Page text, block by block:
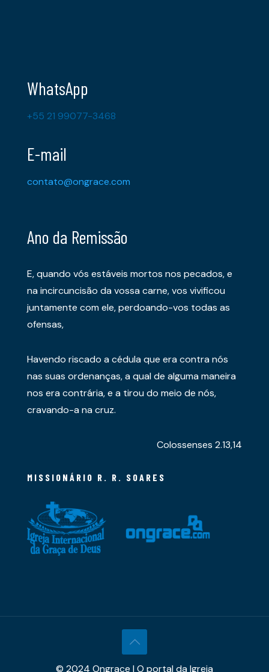
WhatsApp
+55 21 99077-3468
E-mail
contato@ongrace.com
Ano da Remissão
E, quando vós estáveis mortos nos pecados, e
na incircuncisão da vossa carne, vos vivificou
juntamente com ele, perdoando-vos todas as
ofensas,
Havendo riscado a cédula que era contra nós
nas suas ordenanças, a qual de alguma maneira
nos era contrária, e a tirou do meio de nós,
cravando-a na cruz.
Colossenses 2.13,14
MISSIONÁRIO R. R. SOARES
© 2024 Ongrace | O portal da Igreja